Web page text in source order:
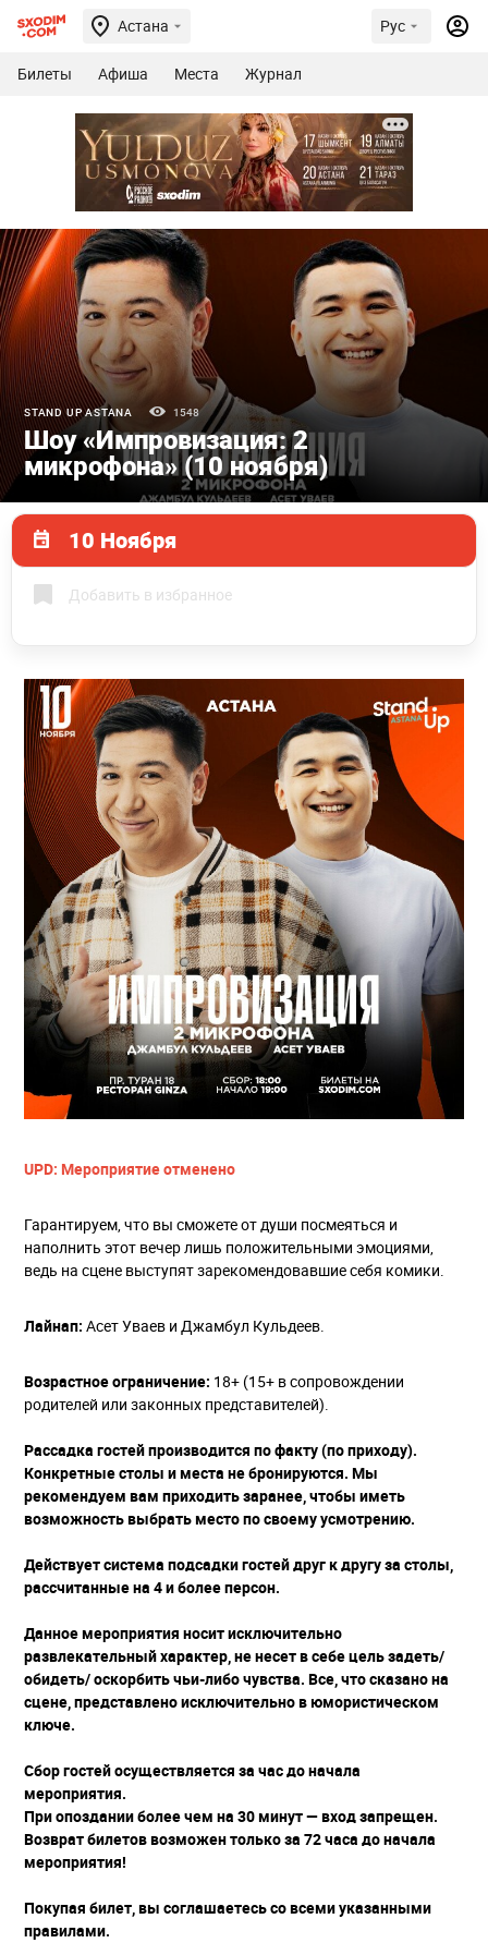
Астана Рус
Билеты Афиша Места Журнал
STAND UP ASTANA 1548
Шоу «Импровизация: 2
микрофона» (10 ноября)
10 Ноября
Добавить в избранное
UPD: Мероприятие отменено
Гарантируем, что вы сможете от души посмеяться и
наполнить этот вечер лишь положительными эмоциями,
ведь на сцене выступят зарекомендовавшие себя комики.
Лайнап: Асет Уваев и Джамбул Кульдеев.
Возрастное ограничение: 18+ (15+ в сопровождении
родителей или законных представителей).
Рассадка гостей производится по факту (по приходу).
Конкретные столы и места не бронируются. Мы
рекомендуем вам приходить заранее, чтобы иметь
возможность выбрать место по своему усмотрению.
Действует система подсадки гостей друг к другу за столы,
рассчитанные на 4 и более персон.
Данное мероприятия носит исключительно
развлекательный характер, не несет в себе цель задеть/
обидеть/ оскорбить чьи-либо чувства. Все, что сказано на
сцене, представлено исключительно в юмористическом
ключе.
Сбор гостей осуществляется за час до начала
мероприятия.
При опоздании более чем на 30 минут — вход запрещен.
Возврат билетов возможен только за 72 часа до начала
мероприятия!
Покупая билет, вы соглашаетесь со всеми указанными
правилами.